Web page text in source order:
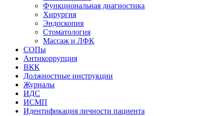
Функциональная диагностика
Хирургия
Эндоскопия
Стоматология
Массаж и ЛФК
СОПы
Антикоррупция
ВКК
Должностные инструкции
Журналы
ИДС
ИСМП
Идентификация личности пациента